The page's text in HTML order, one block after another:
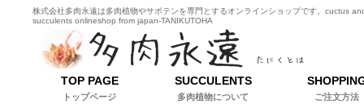
株式会社多肉永遠は多肉植物やサボテンを専門とするオンラインショップです。cuctus
succulents onlineshop from japan-TANIKUTOHA
TOP PAGE
トップページ
SUCCULENTS
多肉植物について ご注文方法